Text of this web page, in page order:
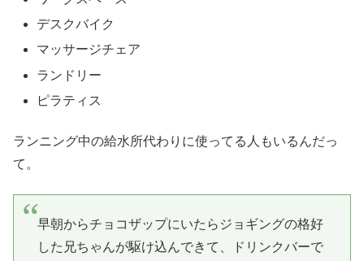
デスクバイク
マッサージチェア
ランドリー
ピラティス
ランニング中の給水所代わりに使ってる人もいるんだっ
て。
早朝からチョコザップにいたらジョギングの格好
した兄ちゃんが駆け込んできて、ドリンクバーで